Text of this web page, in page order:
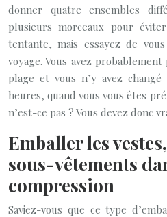
donner quatre ensembles
plusieurs morceaux pour
tentante, mais essayez de
voyage. Vous avez
plage et vous n’y avez
heures, quand vous vous êtes
n’est-ce pas ? Vous devez donc
Emballer les
sous-vêtements
compression
Saviez-vous que ce type